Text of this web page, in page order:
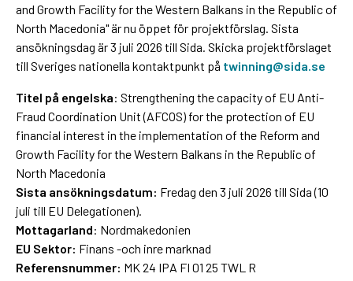
and Growth Facility for the Western Balkans in the Republic of
North Macedonia" är nu öppet för projektförslag. Sista
ansökningsdag är 3 juli 2026 till Sida Skicka projektförslaget
till Sveriges nationella kontaktpunkt på twinning@sida.se
Titel på engelska: Strengthening the capacity of EU Anti-
Fraud Coordination Unit (AFCOS) for the protection of EU
financial interest in the implementation of the Reform and
Growth Facility for the Western Balkans in the Republic of
North Macedonia
Sista ansökningsdatum: Fredag den 3 juli 2026 till Sida (10
juli till EU Delegationen).
Mottagarland: Nordmakedonien
EU Sektor: Finans -och inre marknad
Referensnummer: MK 24 IPA FI 01 25 TWL R